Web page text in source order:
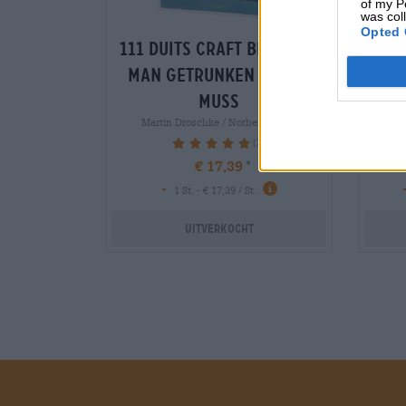
of my
was
Opted
111 Duits craft biere die
man getrunken haben
muss
Martin Droschke / Norbert Krines
100% (2)
€ 17,39
-
1 St. - € 17,39 / St.
Uitverkocht
-